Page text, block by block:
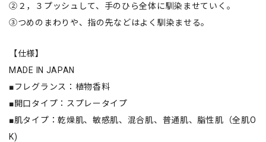
②２，３プッシュして、手のひら全体に馴染ませていく。
③つめのまわりや、指の先などはよく馴染ませる。
【仕様】
MADE IN JAPAN
■フレグランス：植物香料
■開口タイプ：スプレータイプ
■肌タイプ：乾燥肌、敏感肌、混合肌、普通肌、脂性肌（全肌O
K)